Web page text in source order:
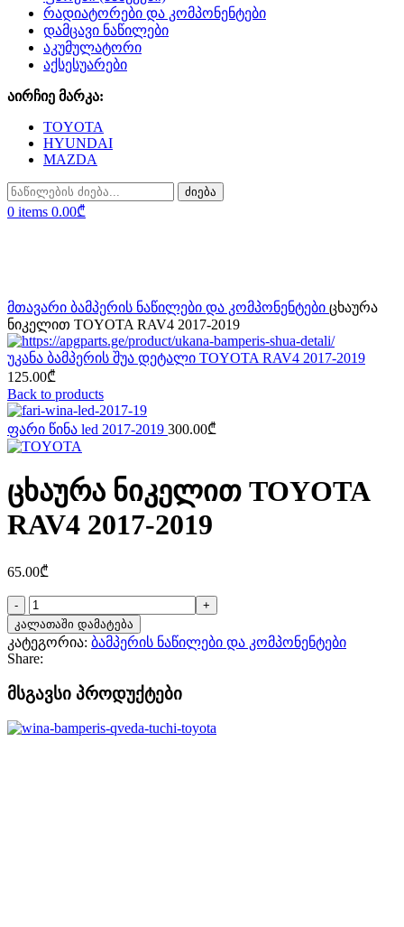
რადიატორები და კომპონენტები
დამცავი ნაწილები
აკუმულატორი
აქსესუარები
აირჩიე მარკა:
TOYOTA
HYUNDAI
MAZDA
ძიება
0 items 0.00₾
მთავარი ბამპერის ნაწილები და კომპონენტები ცხაურა
ნიკელით TOYOTA RAV4 2017-2019
უკანა ბამპერის შუა დეტალი TOYOTA RAV4 2017-2019
125.00₾
Back to products
ფარი წინა led 2017-2019 300.00₾
ცხაურა ნიკელით TOYOTA
RAV4 2017-2019
65.00₾
კალათაში დამატება
კატეგორია: ბამპერის ნაწილები და კომპონენტები
Share:
მსგავსი პროდუქტები